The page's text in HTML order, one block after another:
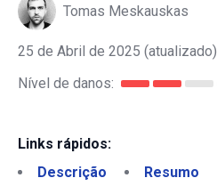
Tomas Meskauskas
25 de Abril de 2025 (atualizado)
Nível de danos:
Links rápidos:
Descrição
Resumo